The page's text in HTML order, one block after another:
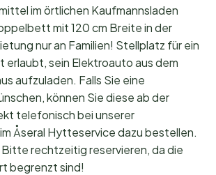
im örtlichen Kaufmannsladen
mit 120 cm Breite in der
nur an Familien! Stellplatz für ein
erlaubt, sein Elektroauto aus dem
aufzuladen. Falls Sie eine
können Sie diese ab der
telefonisch bei unserer
Åseral Hytteservice dazu bestellen.
rechtzeitig reservieren, da die
begrenzt sind!